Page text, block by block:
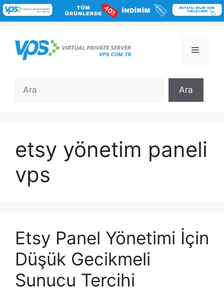
İçeriğe
atla
Menü
Ara
etsy yönetim paneli
vps
Etsy Panel Yönetimi İçin
Düşük Gecikmeli
Sunucu Tercihi